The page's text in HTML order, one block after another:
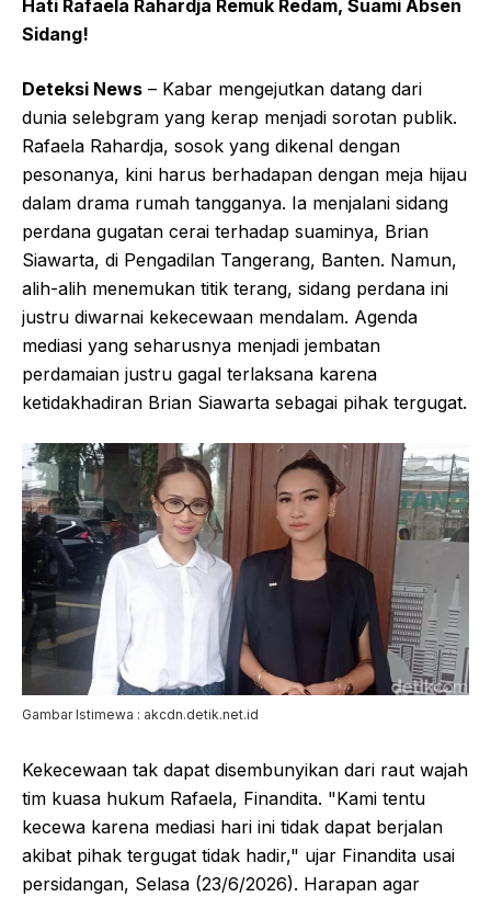
Hati Rafaela Rahardja Remuk Redam, Suami Absen
Sidang!
Deteksi News – Kabar mengejutkan datang dari
dunia selebgram yang kerap menjadi sorotan publik.
Rafaela Rahardja, sosok yang dikenal dengan
pesonanya, kini harus berhadapan dengan meja hijau
dalam drama rumah tangganya. Ia menjalani sidang
perdana gugatan cerai terhadap suaminya, Brian
Siawarta, di Pengadilan Tangerang, Banten. Namun,
alih-alih menemukan titik terang, sidang perdana ini
justru diwarnai kekecewaan mendalam. Agenda
mediasi yang seharusnya menjadi jembatan
perdamaian justru gagal terlaksana karena
ketidakhadiran Brian Siawarta sebagai pihak tergugat.
Gambar Istimewa : akcdn.detik.net.id
Kekecewaan tak dapat disembunyikan dari raut wajah
tim kuasa hukum Rafaela, Finandita. "Kami tentu
kecewa karena mediasi hari ini tidak dapat berjalan
akibat pihak tergugat tidak hadir," ujar Finandita usai
persidangan, Selasa (23/6/2026). Harapan agar